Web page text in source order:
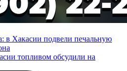
в Хакасии подвели печальную
топливом обсудили на